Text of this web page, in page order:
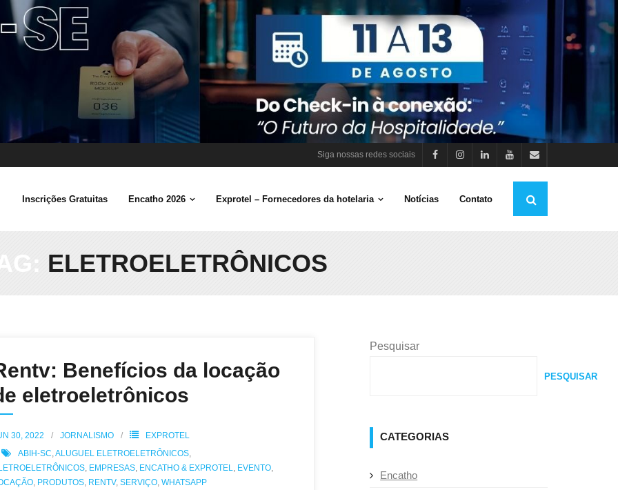
Siga nossas redes sociais
Inscrições Gratuitas Encatho 2026 Exprotel – Fornecedores da hotelaria Notícias Contato
ELETROELETRÔNICOS
Benefícios da locação
eletroeletrônicos
30, 2022 JORNALISMO
EXPROTEL
ABIH-SC,ALUGUEL ELETROELETRÔNICOS,
, EMPRESAS, ENCATHO & EXPROTEL, EVENTO,
, PRODUTOS, RENTV, SERVIÇO, WHATSAPP
Pesquisar
PESQUISAR
CATEGORIAS
Encatho